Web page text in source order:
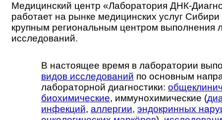
Медицинский центр «Лаборатория ДНК-
работает на рынке медицинских услуг Сибири
крупным региональным центром выполнения
исследований.
В настоящее время в лаборатории
видов исследований по основным
лабораторной диагностики:
биохимические, иммунохимические (
инфекций, аллергии, эндокринных